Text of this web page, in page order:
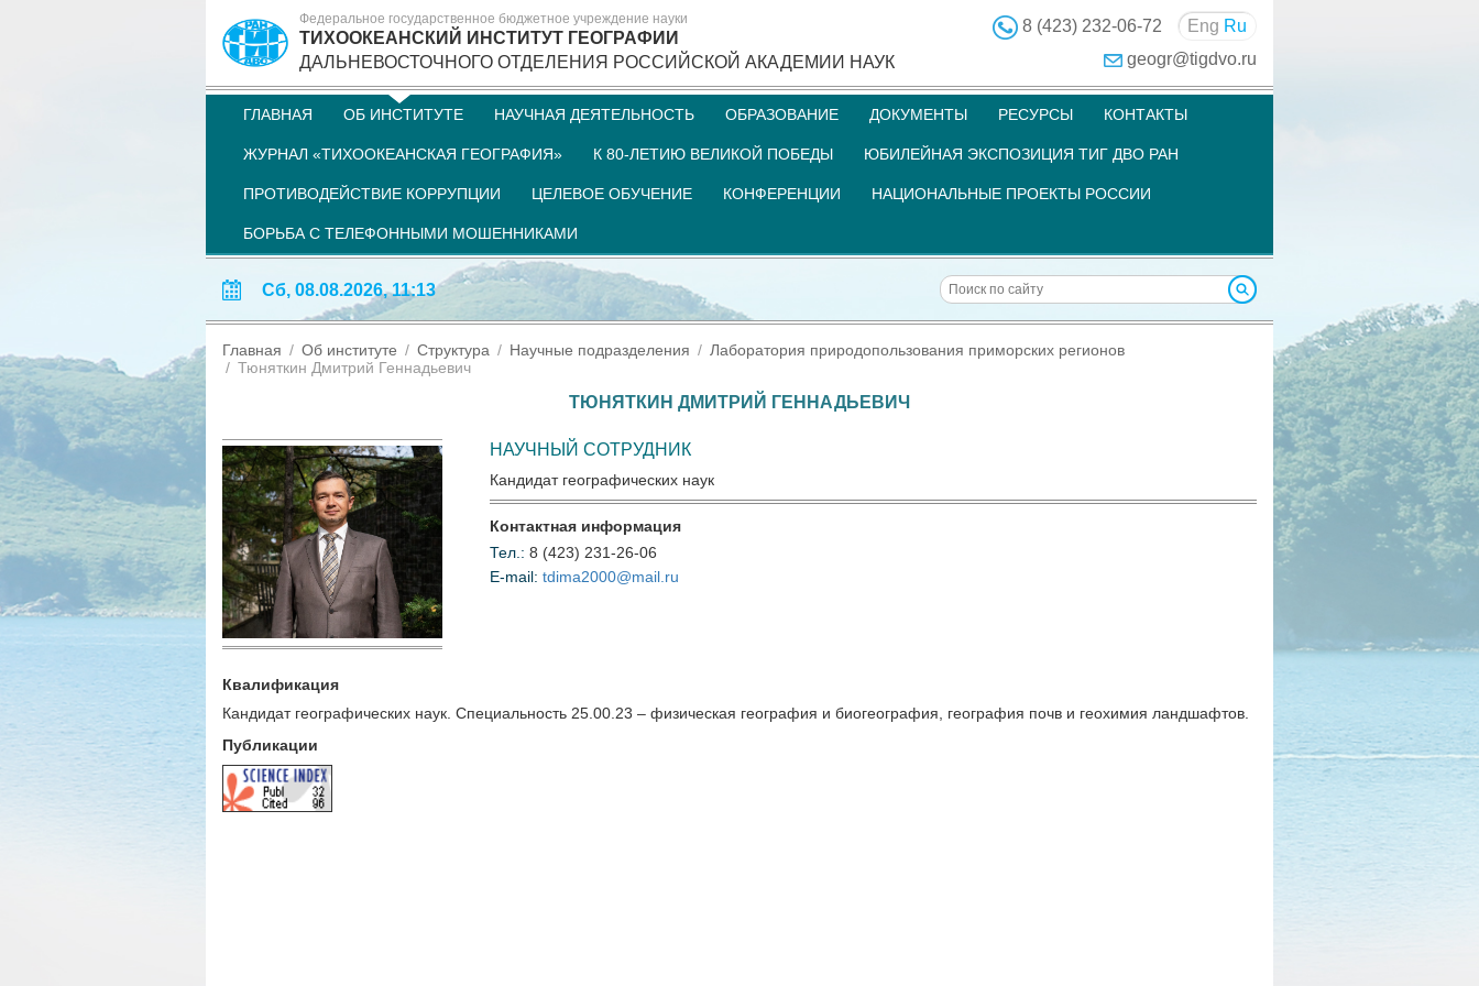
Федеральное государственное бюджетное учреждение науки
ТИХООКЕАНСКИЙ ИНСТИТУТ ГЕОГРАФИИ
ДАЛЬНЕВОСТОЧНОГО ОТДЕЛЕНИЯ РОССИЙСКОЙ АКАДЕМИИ НАУК
8 (423) 232-06-72 Eng Ru
geogr@tigdvo.ru
ГЛАВНАЯ ОБ ИНСТИТУТЕ НАУЧНАЯ ДЕЯТЕЛЬНОСТЬ ОБРАЗОВАНИЕ ДОКУМЕНТЫ РЕСУРСЫ КОНТАКТЫ
ЖУРНАЛ «ТИХООКЕАНСКАЯ ГЕОГРАФИЯ» К 80-ЛЕТИЮ ВЕЛИКОЙ ПОБЕДЫ ЮБИЛЕЙНАЯ ЭКСПОЗИЦИЯ ТИГ ДВО РАН
ПРОТИВОДЕЙСТВИЕ КОРРУПЦИИ ЦЕЛЕВОЕ ОБУЧЕНИЕ КОНФЕРЕНЦИИ НАЦИОНАЛЬНЫЕ ПРОЕКТЫ РОССИИ
БОРЬБА С ТЕЛЕФОННЫМИ МОШЕННИКАМИ
Сб, 08.08.2026, 11:13
Главная Об институте Структура Научные подразделения
Лаборатория природопользования приморских регионов
Тюняткин Дмитрий Геннадьевич
ТЮНЯТКИН ДМИТРИЙ ГЕННАДЬЕВИЧ
НАУЧНЫЙ СОТРУДНИК
Кандидат географических наук
Контактная информация
Тел.: 8 (423) 231-26-06
E-mail: tdima2000@mail.ru
Квалификация
Кандидат географических наук. Специальность 25.00.23 – физическая география и биогеография, география почв и геохимия ландшафтов.
Публикации